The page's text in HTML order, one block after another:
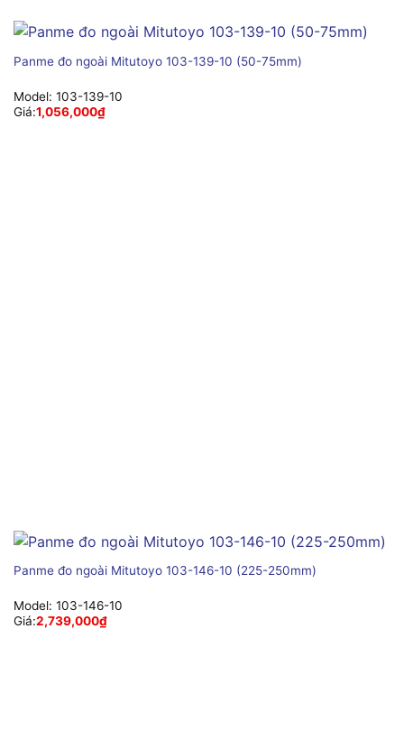
Panme đo ngoài Mitutoyo 103-139-10 (50-75mm)
Model: 103-139-10
Giá:1,056,000₫
Panme đo ngoài Mitutoyo 103-146-10 (225-250mm)
Model: 103-146-10
Giá:2,739,000₫